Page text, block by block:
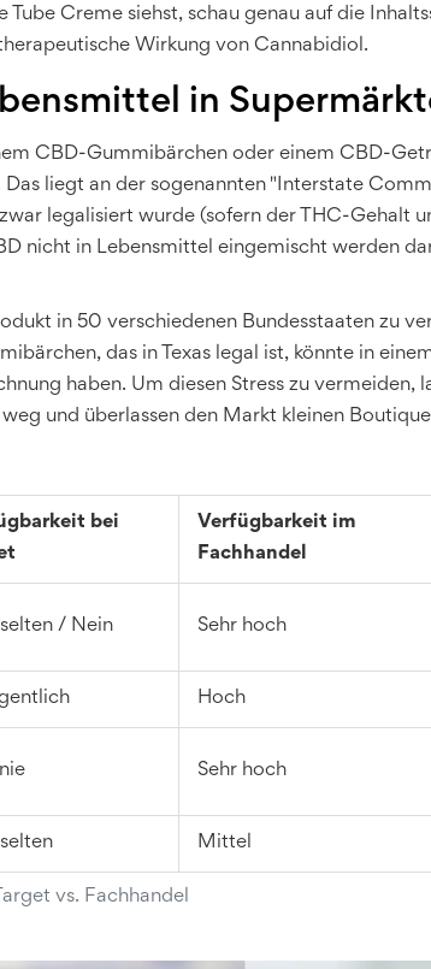
Tube Creme siehst, schau genau auf die
Wirkung von Cannabidiol.
in
CBD-Gummibärchen oder einem CBD-
liegt an der sogenannten "Interstate
legalisiert wurde (sofern der THC-Gehalt
nicht in Lebensmittel eingemischt werden
in 50 verschiedenen Bundesstaaten zu
das in Texas legal ist, könnte in
haben. Um diesen Stress zu vermeiden,
und überlassen den Markt kleinen
vs. Fachhandel
bei
Verfügbarkeit im
Fachhandel
selten / Nein Sehr hoch
Hoch
Sehr hoch
Mittel